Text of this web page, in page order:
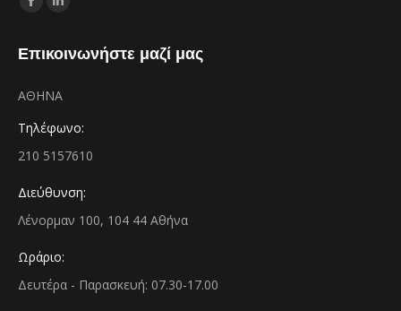
Facebook
opens
new
window
Linkedin
opens
new
window
Επικοινωνήστε μαζί μας
ΑΘΗΝΑ
Τηλέφωνο:
210 5157610
Διεύθυνση:
Λένορμαν 100, 104 44 Αθήνα
Ωράριο:
Δευτέρα - Παρασκευή: 07.30-17.00